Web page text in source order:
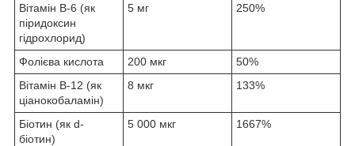
Вітамін В-6 (як
піридоксин
гідрохлорид)
5 мг 250%
Фолієва кислота 200 мкг
50%
Вітамін В-12 (як
ціанокобаламін)
8 мкг 133%
Біотин (як d-
біотин)
5 000 мкг 1667%